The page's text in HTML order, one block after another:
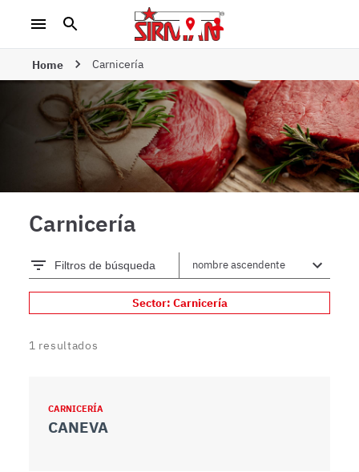
Home Carnicería
Carnicería
Filtros de búsqueda
Sector: Carnicería
1 resultados
CARNICERÍA
CANEVA